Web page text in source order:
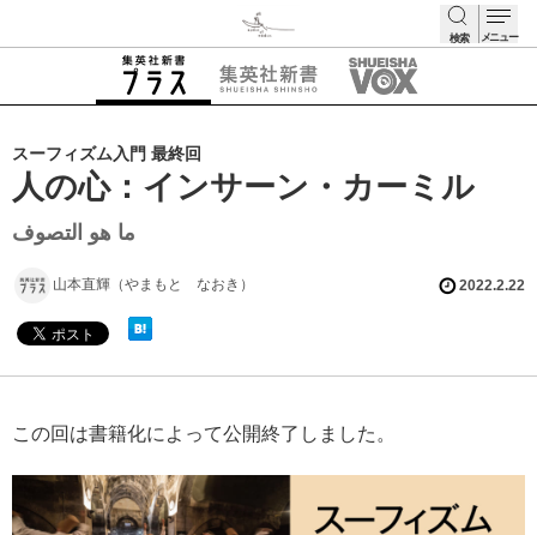
検索 メニュー
スーフィズム入門 最終回
人の心：インサーン・カーミル
ما هو التصوف
山本直輝（やまもと なおき） 2022.2.22
この回は書籍化によって公開終了しました。